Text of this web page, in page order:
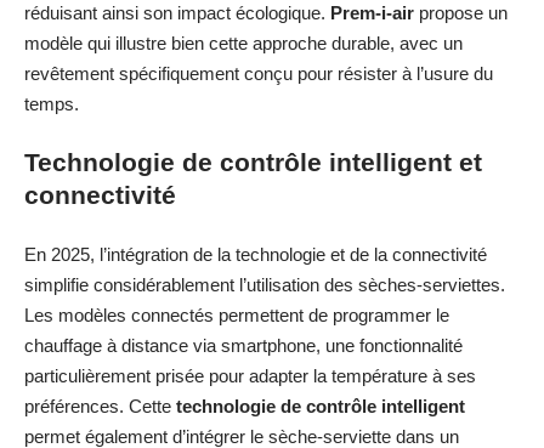
réduisant ainsi son impact écologique. Prem-i-air propose un
modèle qui illustre bien cette approche durable, avec un
revêtement spécifiquement conçu pour résister à l’usure du
temps.
Technologie de contrôle intelligent et
connectivité
En 2025, l’intégration de la technologie et de la connectivité
simplifie considérablement l’utilisation des sèches-serviettes.
Les modèles connectés permettent de programmer le
chauffage à distance via smartphone, une fonctionnalité
particulièrement prisée pour adapter la température à ses
préférences. Cette technologie de contrôle intelligent
permet également d’intégrer le sèche-serviette dans un